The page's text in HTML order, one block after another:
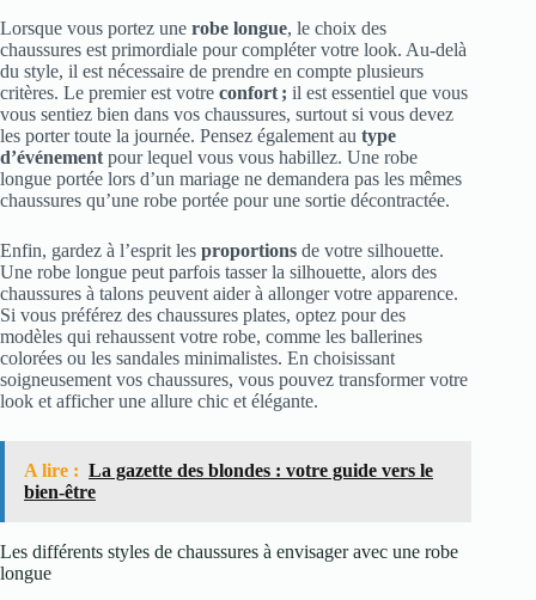
Lorsque vous portez une robe longue, le choix des
chaussures est primordiale pour compléter votre look. Au-delà
du style, il est nécessaire de prendre en compte plusieurs
critères. Le premier est votre confort ; il est essentiel que vous
vous sentiez bien dans vos chaussures, surtout si vous devez
les porter toute la journée. Pensez également au type
d’événement pour lequel vous vous habillez. Une robe
longue portée lors d’un mariage ne demandera pas les mêmes
chaussures qu’une robe portée pour une sortie décontractée.
Enfin, gardez à l’esprit les proportions de votre silhouette.
Une robe longue peut parfois tasser la silhouette, alors des
chaussures à talons peuvent aider à allonger votre apparence.
Si vous préférez des chaussures plates, optez pour des
modèles qui rehaussent votre robe, comme les ballerines
colorées ou les sandales minimalistes. En choisissant
soigneusement vos chaussures, vous pouvez transformer votre
look et afficher une allure chic et élégante.
A lire : La gazette des blondes : votre guide vers le
bien-être
Les différents styles de chaussures à envisager avec une robe
longue